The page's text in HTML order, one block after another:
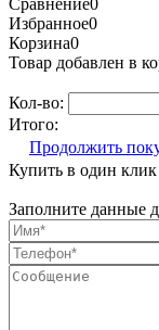
Избранное0
Корзина0
Товар добавлен в
Кол-во:
Итого:
Продолжить
Купить в один клик
Заполните данные